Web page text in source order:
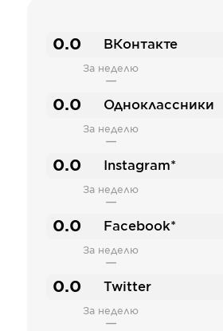
0.0 ВКонтакте
За неделю
—
0.0 Одноклассники
За неделю
—
0.0 Instagram*
За неделю
—
0.0 Facebook*
За неделю
—
0.0 Twitter
За неделю
—